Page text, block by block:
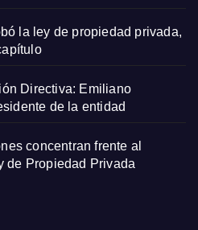
la ley de propiedad privada,
Directiva: Emiliano
de la entidad
concentran frente al
de Propiedad Privada